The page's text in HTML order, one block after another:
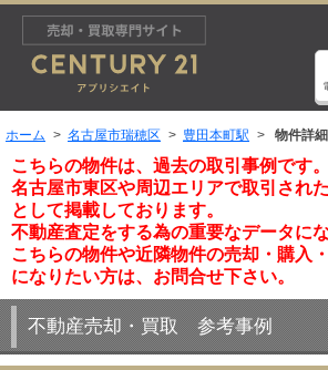
ホーム 名古屋市瑞穂区 豊田本町駅 物件詳細
こちらの物件は、過去の取引事例です。
名古屋市東区や周辺エリアで取引され
として掲載しております。
不動産査定をする為の重要なデータにな
こちらの物件や近隣物件の売却・購入
になりたい方は、お問合せ下さい。
不動産売却・買取 参考事例